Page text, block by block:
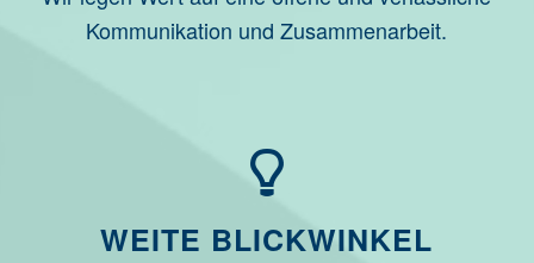
Kommunikation und Zusammenarbeit.
WEITE BLICKWINKEL